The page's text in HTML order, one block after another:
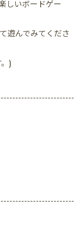
しいボードゲー
遊んでみてくださ
)